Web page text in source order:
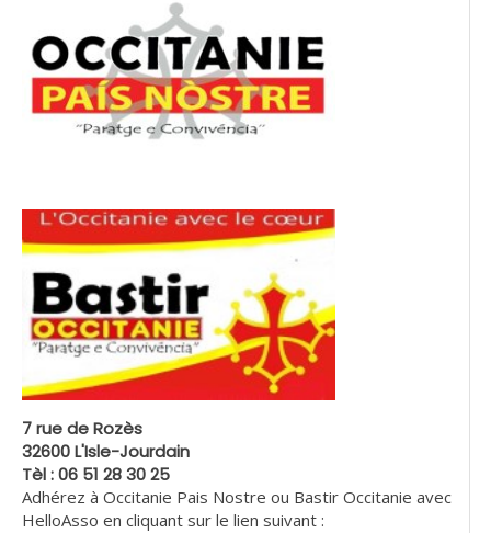
7 rue de Rozès
32600 L'Isle-Jourdain
Tèl : 06 51 28 30 25
Adhérez à Occitanie Pais Nostre ou Bastir Occitanie avec
HelloAsso en cliquant sur le lien suivant :